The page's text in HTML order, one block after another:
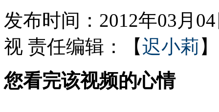
触目惊心凤爪加工窝点
发布时间：2012年03月
视 责任编辑：【迟小莉 】
您看完该视频的心情